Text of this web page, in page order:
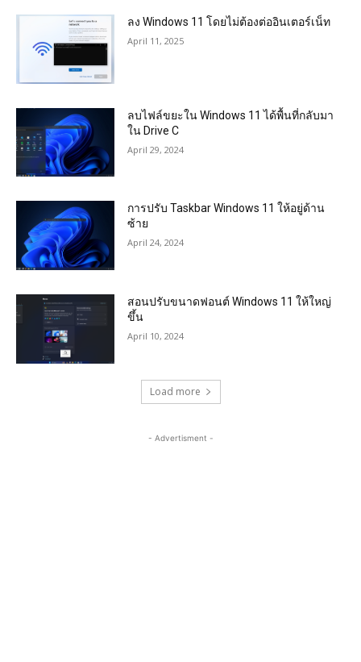
ลง Windows 11 โดยไม่ต้องต่ออินเตอร์เน็ท
April 11, 2025
ลบไฟล์ขยะใน Windows 11 ได้พื้นที่กลับมา
ใน Drive C
April 29, 2024
การปรับ Taskbar Windows 11 ให้อยู่ด้าน
ซ้าย
April 24, 2024
สอนปรับขนาดฟอนต์ Windows 11 ให้ใหญ่
ขึ้น
April 10, 2024
Load more
- Advertisment -